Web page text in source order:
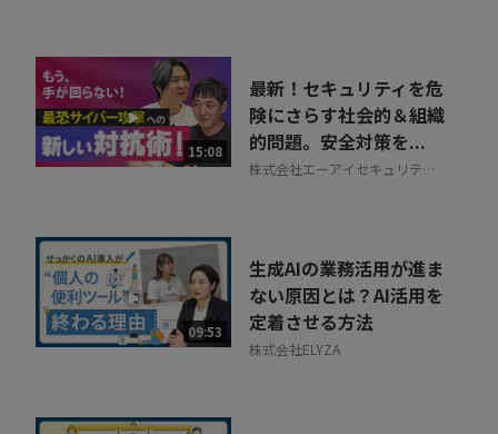
15:08
最新！セキュリティを危
険にさらす社会的＆組織
的問題。安全対策を...
株式会社エーアイセキュリティ
09:53
生成AIの業務活用が進ま
ない原因とは？AI活用を
定着させる方法
株式会社ELYZA